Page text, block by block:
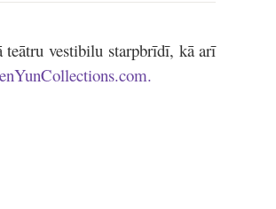
teātru vestibilu starpbrīdī, kā arī